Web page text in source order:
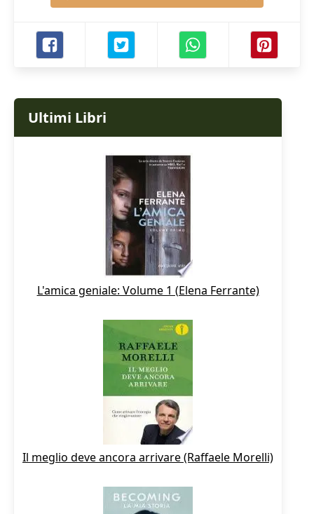
Ultimi Libri
L'amica geniale: Volume 1 (Elena Ferrante)
Il meglio deve ancora arrivare (Raffaele Morelli)